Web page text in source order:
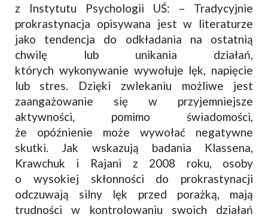
z Instytutu Psychologii UŚ: – Tradycyjnie
prokrastynacja opisywana jest w literaturze
jako tendencja do odkładania na ostatnią
chwilę lub unikania działań,
których wykonywanie wywołuje lęk, napięcie
lub stres. Dzięki zwlekaniu możliwe jest
zaangażowanie się w przyjemniejsze
aktywności, pomimo świadomości,
że opóźnienie może wywołać negatywne
skutki. Jak wskazują badania Klassena,
Krawchuk i Rajani z 2008 roku, osoby
o wysokiej skłonności do prokrastynacji
odczuwają silny lęk przed porażką, mają
trudności w kontrolowaniu swoich działań